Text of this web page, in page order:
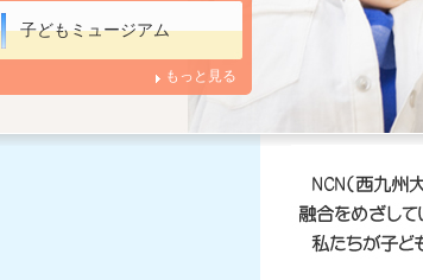
子どもミュージアム
もっと見る